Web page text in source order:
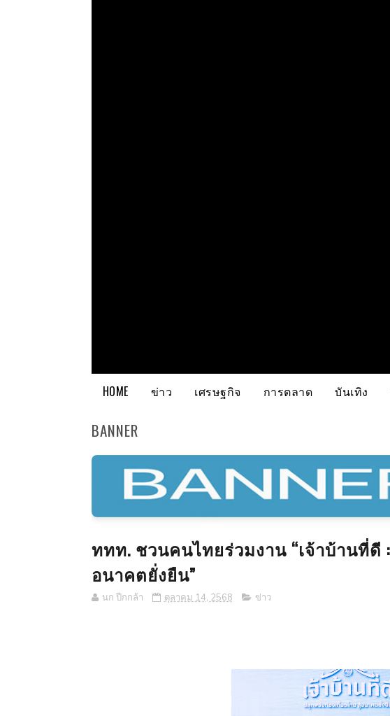
HOME ข่าว เศรษฐกิจ การตลาด บันเทิง
BANNER
ททท. ชวนคนไทยร่วมงาน “เจ้าบ้านที่ดี
อนาคตยั่งยืน”
นก ปีกกล้า ตุลาคม 14, 2568 ข่าว